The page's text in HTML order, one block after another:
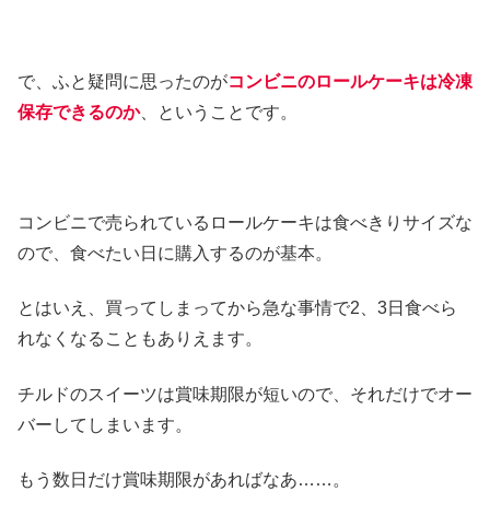
で、ふと疑問に思ったのがコンビニのロールケーキは冷凍
保存できるのか、ということです。
コンビニで売られているロールケーキは食べきりサイズな
ので、食べたい日に購入するのが基本。
とはいえ、買ってしまってから急な事情で2、3日食べら
れなくなることもありえます。
チルドのスイーツは賞味期限が短いので、それだけでオー
バーしてしまいます。
もう数日だけ賞味期限があればなあ……。